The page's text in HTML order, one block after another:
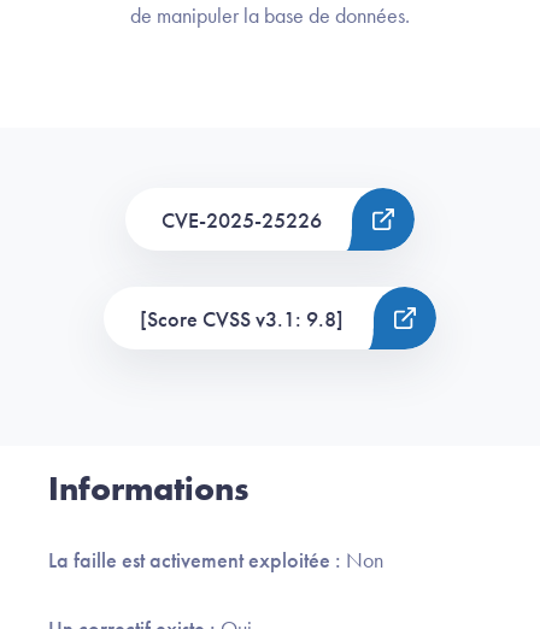
de manipuler la base de données.
CVE-2025-25226
[Score CVSS v3.1: 9.8]
Informations
La faille est activement exploitée : Non